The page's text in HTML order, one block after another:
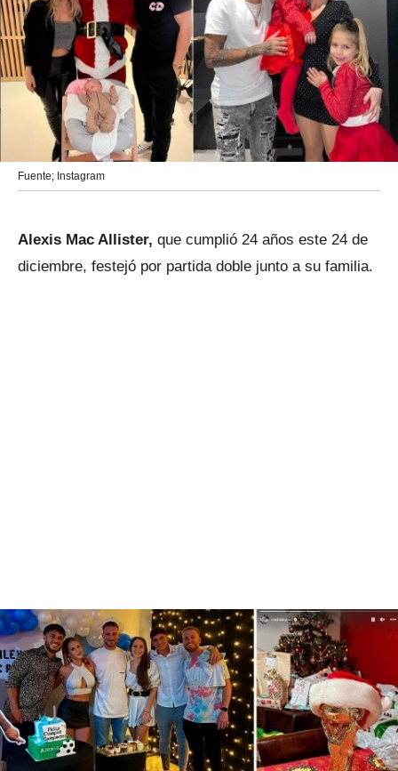
Fuente; Instagram
Alexis Mac Allister, que cumplió 24 años este 24 de
diciembre, festejó por partida doble junto a su familia.